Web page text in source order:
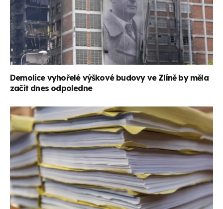
Demolice vyhořelé výškové budovy ve Zlíně by měla
začít dnes odpoledne